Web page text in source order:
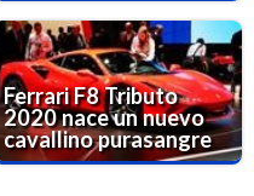
Ferrari F8 Tributo
2020 nace un nuevo
cavallino purasangre